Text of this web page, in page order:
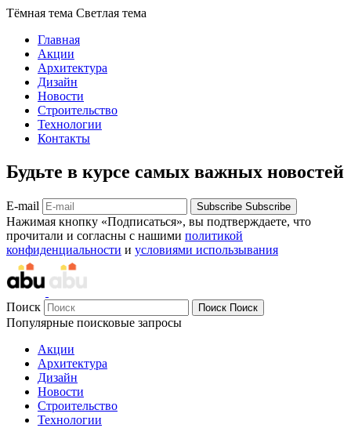
Тёмная тема Светлая тема
Главная
Акции
Архитектура
Дизайн
Новости
Строительство
Технологии
Контакты
Будьте в курсе самых важных новостей
E-mail Subscribe Subscribe
Нажимая кнопку «Подписаться», вы подтверждаете, что
прочитали и согласны с нашими политикой
конфиденциальности и условиями использывания
Поиск Поиск Поиск
Популярные поисковые запросы
Акции
Архитектура
Дизайн
Новости
Строительство
Технологии